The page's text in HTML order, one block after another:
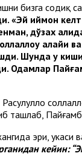
бизга содиқ
«Эй иймон
дўзах
Шунда у
Одамлар
ташлаб,
эри, укаси
кейин: